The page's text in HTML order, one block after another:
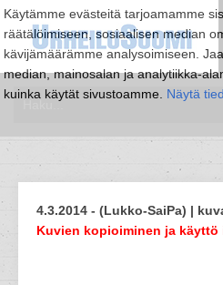
Käytämme evästeitä tarjoamamme
räätälöimiseen, sosiaalisen median
kävijämäärämme analysoimiseen.
median, mainosalan ja analytiikka-
kuinka käytät sivustoamme. Näytä
4.3.2014 - (Lukko-SaiPa) |
Kuvien kopioiminen ja käyttö